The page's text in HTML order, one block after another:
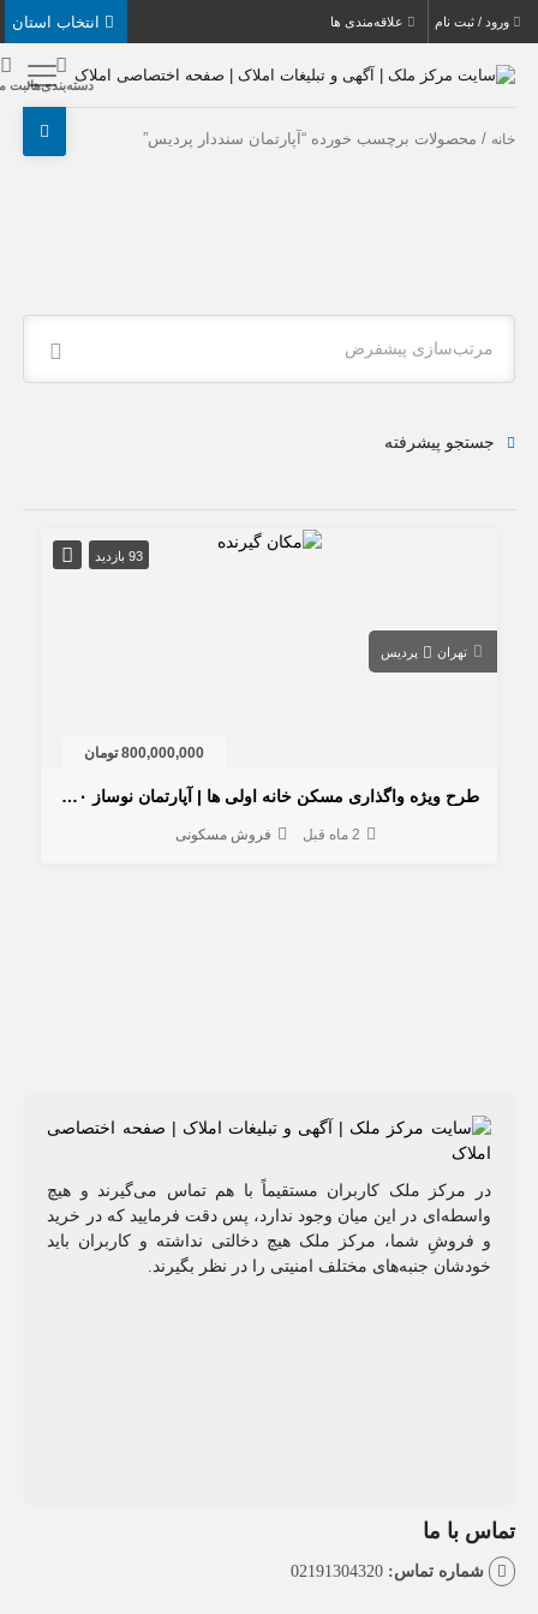
نام علاقه‌مندی ها
دسته‌بندی‌هاثبت ملک
برچسب خورده “آپارتمان سنددار پردیس”
پیشفرض
پیشرفته
پردیس
800,000,000 تومان
طرح ویژه واگذاری مسکن خانه اولی ها | آپارتمان نوساز ۱۱۰ متری
فروش مسکونی
مرکز ملک کاربران مستقیماً با هم تماس می‌گیرند و هیچ
در این میان وجود ندارد، پس دقت فرمایید که در خرید
شما، مرکز ملک هیچ دخالتی نداشته و کاربران باید
جنبه‌های مختلف امنیتی را در نظر بگیرند.
ما
تماس: 02191304320